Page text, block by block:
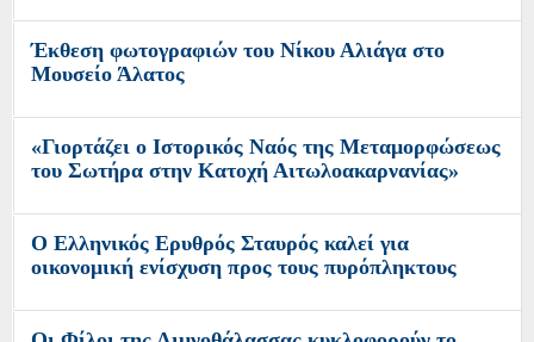
Έκθεση φωτογραφιών του Νίκου Αλιάγα στο
Μουσείο Άλατος
«Γιορτάζει ο Ιστορικός Ναός της Μεταμορφώσεως
του Σωτήρα στην Κατοχή Αιτωλοακαρνανίας»
O Ελληνικός Ερυθρός Σταυρός καλεί για
οικονομική ενίσχυση προς τους πυρόπληκτους